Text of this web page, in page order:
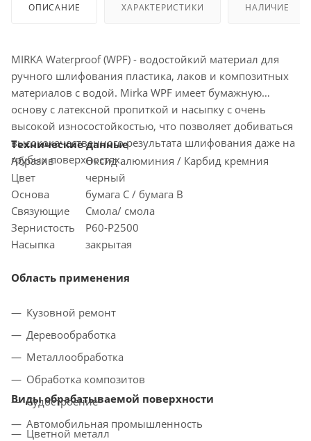
ОПИСАНИЕ ХАРАКТЕРИСТИКИ НАЛИЧИЕ
MIRKA Waterproof (WPF) - водостойкий материал для
ручного шлифования пластика, лаков и композитных
материалов с водой. Mirka WPF имеет бумажную
основу с латексной пропиткой и насыпку с очень
высокой износостойкостью, что позволяет добиваться
высококачественного результата шлифования даже на
грубых поверхностях.
Технические данные
Абразив
Оксид алюминия / Карбид кремния
Цвет
черный
Основа
бумага С / бумага В
Связующие
Смола/ смола
Зернистость
P60-P2500
Насыпка
закрытая
Область применения
Кузовной ремонт
Деревообработка
Металлообработка
Обработка композитов
Судостроение
Автомобильная промышленность
Виды обрабатываемой поверхности
Цветной металл